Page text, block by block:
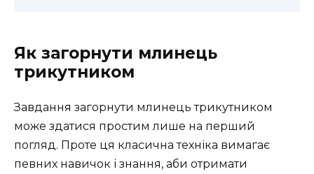
Як загорнути млинець
трикутником
Завдання загорнути млинець трикутником
може здатися простим лише на перший
погляд. Проте ця класична техніка вимагає
певних навичок і знання, аби отримати